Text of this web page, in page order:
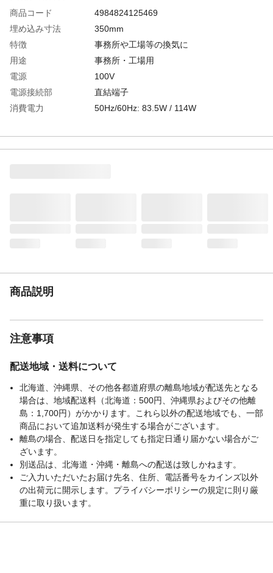
商品コード
4984824125469
埋め込み寸法
350mm
特徴
事務所や工場等の換気に
用途
事務所・工場用
電源
100V
電源接続部
直結端子
消費電力
50Hz/60Hz: 83.5W / 114W
換気風量
50Hz/60Hz: 2520立方メートル/h / 2880立
方メートル/h
商品説明
注意事項
配送地域・送料について
北海道、沖縄県、その他各都道府県の離島地域が配送先となる
場合は、地域配送料（北海道：500円、沖縄県およびその他離
島：1,700円）がかかります。これら以外の配送地域でも、一部
商品において追加送料が発生する場合がございます。
離島の場合、配送日を指定しても指定日通り届かない場合がご
ざいます。
別送品は、北海道・沖縄・離島への配送は致しかねます。
ご入力いただいたお届け先名、住所、電話番号をカインズ以外
の出荷元に開示します。プライバシーポリシーの規定に則り厳
重に取り扱います。